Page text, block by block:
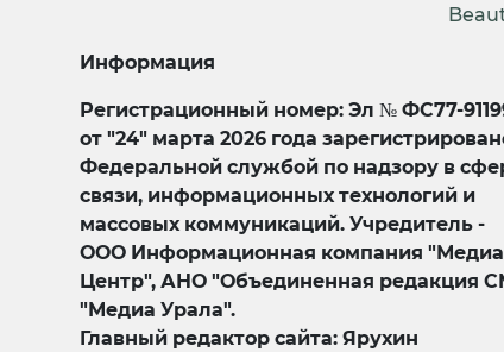
Информация
Регистрационный номер: Эл № ФС77-
от "24" марта 2026 года
Федеральной службой по надзору в
связи, информационных технологий и
массовых коммуникаций. Учредитель -
ООО Информационная компания
Центр", АНО "Объединенная редакция
"Медиа Урала".
Главный редактор сайта: Ярухин